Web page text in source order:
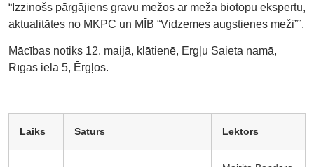
“Izzinošs pārgājiens gravu mežos ar meža biotopu ekspertu,
aktualitātes no MKPC un MĪB “Vidzemes augstienes meži””.
Mācības notiks 12. maijā, klātienē, Ērgļu Saieta namā,
Rīgas ielā 5, Ērgļos.
Laiks Saturs Lektors